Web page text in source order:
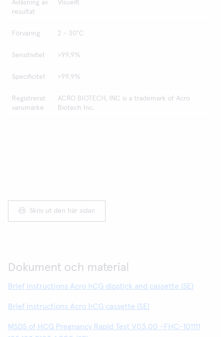
Avläsning av
resultat
Visuellt
Förvaring 2 - 30°C
Sensitivitet >99,9%
Specificitet >99,9%
Registrerat
varumärke
ACRO BIOTECH, INC is a trademark of Acro
Biotech Inc.
Skriv ut den här sidan
Dokument och material
Brief instructions Acro hCG dipstick and cassette (SE)
Brief instructions Acro hCG cassette (SE)
MSDS of HCG Pregnancy Rapid Test V03.00 -FHC-101111